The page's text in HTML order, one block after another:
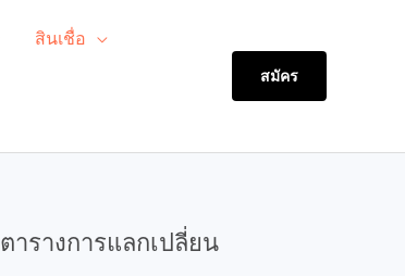
สินเชื่อ
สมัคร
ตารางการแลกเปลี่ยน